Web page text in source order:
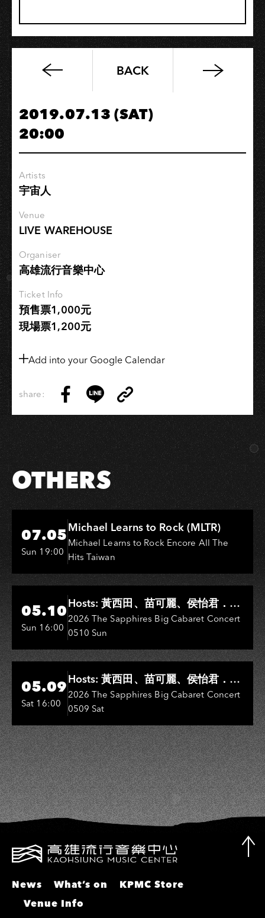
P!SCO「9
SERIES
2019」−高
雄
場
BACK
2019.07.13 (SAT)
20:00
Artists
宇宙人
Venue
LIVE WAREHOUSE
Organiser
高雄流行音樂中心
Ticket Info
預售票1,000元
現場票1,200元
Add into your Google Calendar
share:
on
Facebook
on
LINE
Link
Copy
Link
OTHERS
Hi-Ing Music Hall
07.05
Sun 19:00
Michael Learns to Rock (MLTR)
Michael Learns to Rock Encore All The
Hits Taiwan
Hi-Ing Music Hall
05.10
Sun 16:00
Hosts: 黃西田、苗可麗、侯怡君．
Entertainers: 葉啟田、鳥來嬤-吳
敏、王彩樺、王瑞霞、吳淑敏、施文
彬、邵大倫、曹雅雯、陳孟賢、黃露
瑤
2026 The Sapphires Big Cabaret Concert
0510 Sun
Hi-Ing Music Hall
05.09
Sat 16:00
Hosts: 黃西田、苗可麗、侯怡君．
Entertainers: 葉啟田、鳥來嬤-吳
敏、張秀卿、王彩樺、吳淑敏、施文
彬、邵大倫、曹雅雯、陳孟賢、黃露
瑤
2026 The Sapphires Big Cabaret Concert
0509 Sat
News What’s on
KPMC Store
Venue Info